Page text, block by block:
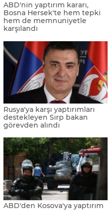
ABD'nin yaptırım kararı,
Bosna Hersek'te hem tepki
hem de memnuniyetle
karşılandı
Rusya'ya karşı yaptırımları
destekleyen Sırp bakan
görevden alındı
ABD'den Kosova'ya yaptırım